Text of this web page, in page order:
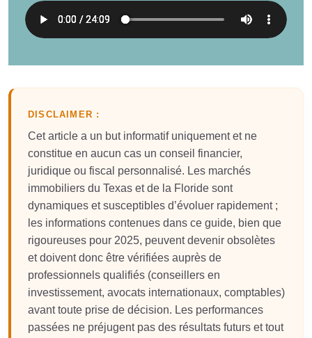
DISCLAIMER :
Cet article a un but informatif uniquement et ne
constitue en aucun cas un conseil financier,
juridique ou fiscal personnalisé. Les marchés
immobiliers du Texas et de la Floride sont
dynamiques et susceptibles d’évoluer rapidement ;
les informations contenues dans ce guide, bien que
rigoureuses pour 2025, peuvent devenir obsolètes
et doivent donc être vérifiées auprès de
professionnels qualifiés (conseillers en
investissement, avocats internationaux, comptables)
avant toute prise de décision. Les performances
passées ne préjugent pas des résultats futurs et tout